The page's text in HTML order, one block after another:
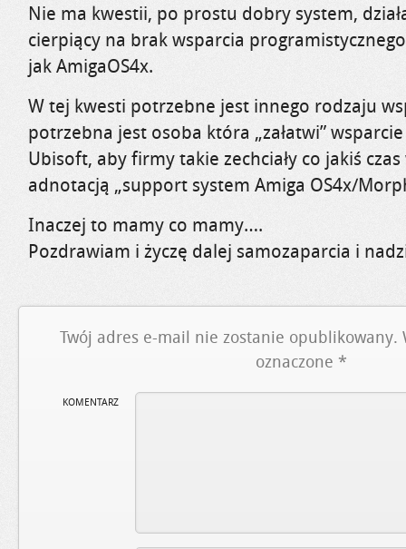
Nie ma kwestii, po prostu dobry system,
cierpiący na brak wsparcia
jak AmigaOS4x.
W tej kwesti potrzebne jest innego rodzaju
potrzebna jest osoba która „załatwi”
Ubisoft, aby firmy takie zechciały co jakiś
adnotacją „support system Amiga OS4x/
Inaczej to mamy co mamy….
Pozdrawiam i życzę dalej samozaparcia i
Twój adres e-mail nie zostanie opublikowany.
oznaczone *
KOMENTARZ